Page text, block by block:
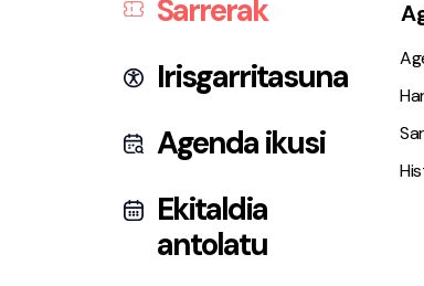
Sarrerak
Irisgarritasuna
Agenda ikusi
Ekitaldia
antolatu